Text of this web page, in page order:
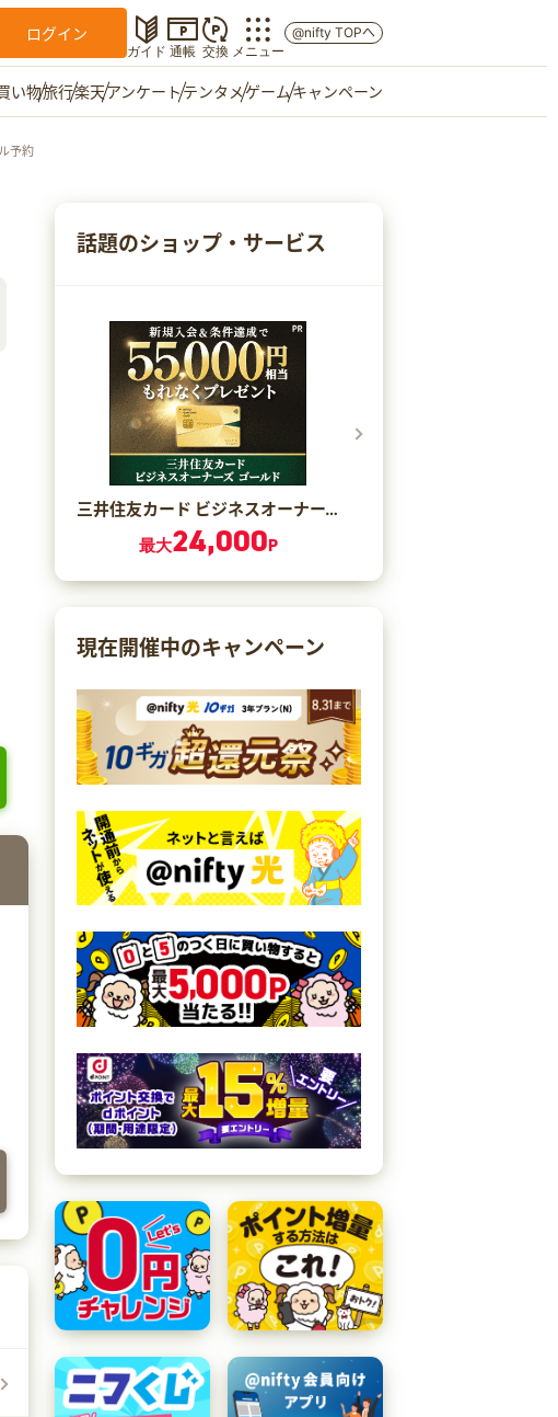
ログイン
ガイド 通帳 交換 メニュー
@nifty TOPへ
い物旅行楽天アンケートテンタメゲームキャンペーン
予約
話題のショップ・サービス
三井住友カード ビジネスオーナーズ ゴールド（カード発行）
最大24,000P
現在開催中のキャンペーン